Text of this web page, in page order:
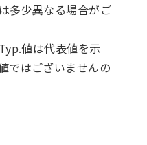
多少異なる場合がご
値は代表値を示
ではございませんの